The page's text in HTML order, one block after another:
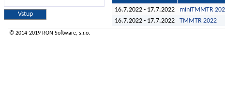
16.7.2022 - 17.7.2022 miniTMMTR
16.7.2022 - 17.7.2022
TMMTR 2022
© 2014-2019 RON Software, s.r.o.